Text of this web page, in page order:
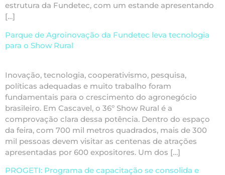
estrutura da Fundetec, com um estande apresentando
[…]
Parque de Agroinovação da Fundetec leva tecnologia
para o Show Rural
Inovação, tecnologia, cooperativismo, pesquisa,
políticas adequadas e muito trabalho foram
fundamentais para o crescimento do agronegócio
brasileiro. Em Cascavel, o 36º Show Rural é a
comprovação clara dessa potência. Dentro do espaço
da feira, com 700 mil metros quadrados, mais de 300
mil pessoas devem visitar as centenas de atrações
apresentadas por 600 expositores. Um dos […]
PROGETI: Programa de capacitação se consolida e